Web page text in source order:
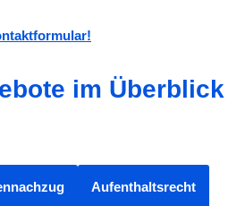
im Überblick
Aufenthaltsrecht